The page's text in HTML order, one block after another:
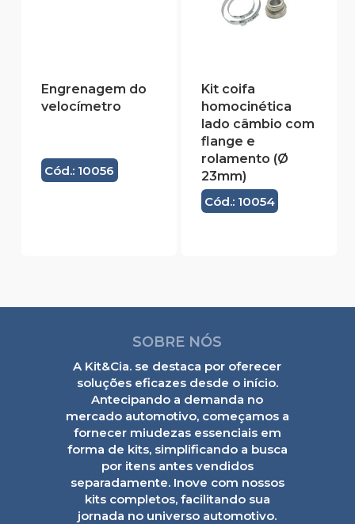
Engrenagem do
velocímetro
Cód.: 10056
Kit coifa
homocinética
lado câmbio com
flange e
rolamento (Ø
23mm)
Cód.: 10054
SOBRE NÓS
A Kit&Cia. se destaca por oferecer
soluções eficazes desde o início.
Antecipando a demanda no
mercado automotivo, começamos a
fornecer miudezas essenciais em
forma de kits, simplificando a busca
por itens antes vendidos
separadamente. Inove com nossos
kits completos, facilitando sua
jornada no universo automotivo.